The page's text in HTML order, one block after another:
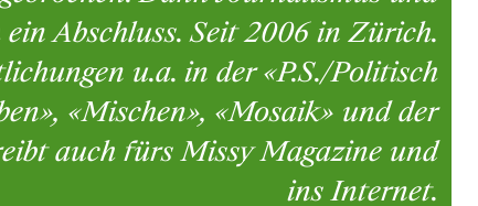
ein Abschluss. Seit 2006 in Zürich.
u.a. in der «P.S./Politisch
«Mischen», «Mosaik» und der
auch fürs Missy Magazine und
ins Internet.